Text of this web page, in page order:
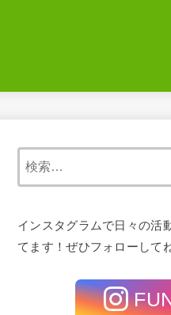
インスタグラムで日々の活
てます！ぜひフォローして